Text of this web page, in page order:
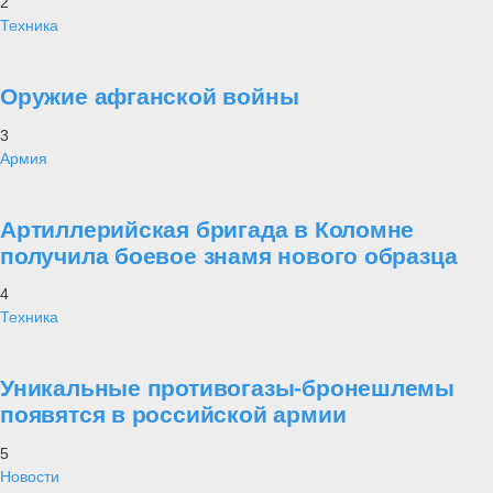
Техника
Оружие афганской войны
3
Армия
Артиллерийская бригада в Коломне
получила боевое знамя нового образца
4
Техника
Уникальные противогазы-бронешлемы
появятся в российской армии
5
Новости